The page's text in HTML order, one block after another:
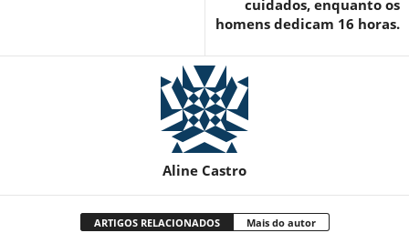
cuidados, enquanto os
homens dedicam 16 horas.
Aline Castro
ARTIGOS RELACIONADOS Mais do autor